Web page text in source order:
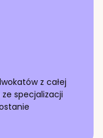
z całej
specjalizacji